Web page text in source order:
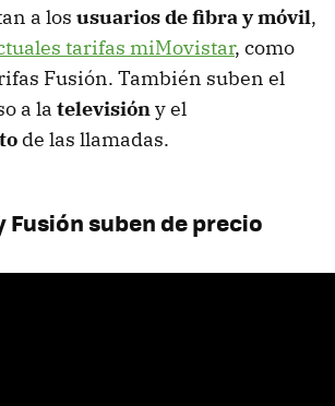
a los usuarios de fibra y móvil,
tarifas miMovistar, como
Fusión. También suben el
a la televisióny el
de las llamadas.
suben de precio